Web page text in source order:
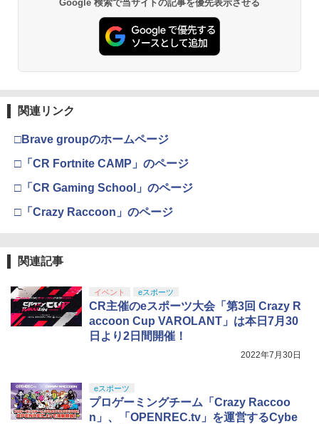
Google 検索で当サイトの記事を優先表示させる
関連リンク
□Brave groupのホームページ
□「CR Fortnite CAMP」のページ
□「CR Gaming School」のページ
□「Crazy Raccoon」のページ
関連記事
イベント eスポーツ
CR主催のeスポーツ大会「第3回 Crazy R
accoon Cup VAROLANT」は本日7月30
日より2日間開催！
2022年7月30日
eスポーツ
プロゲーミングチーム「Crazy Raccoo
n」、「OPENREC.tv」を運営するCybe